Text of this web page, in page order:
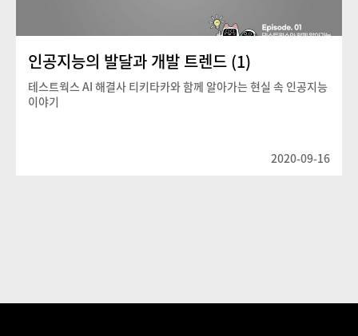
인공지능의 발달과 개발 트렌드 (1)
테스트웍스 AI 해결사 티키타카와 함께 알아가는 현실 속 인공지능
이야기
2020-09-16